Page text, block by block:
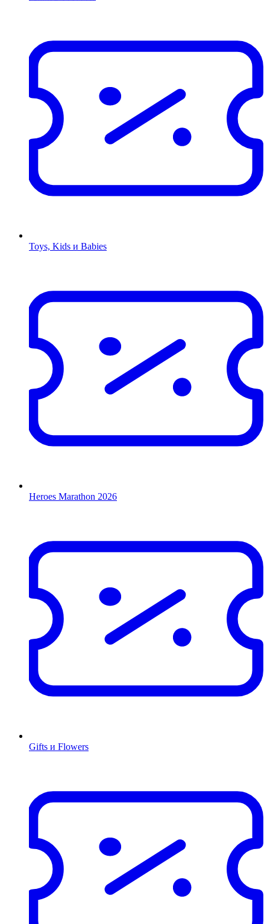
Toys, Kids и Babies
Heroes Marathon 2026
Gifts и Flowers